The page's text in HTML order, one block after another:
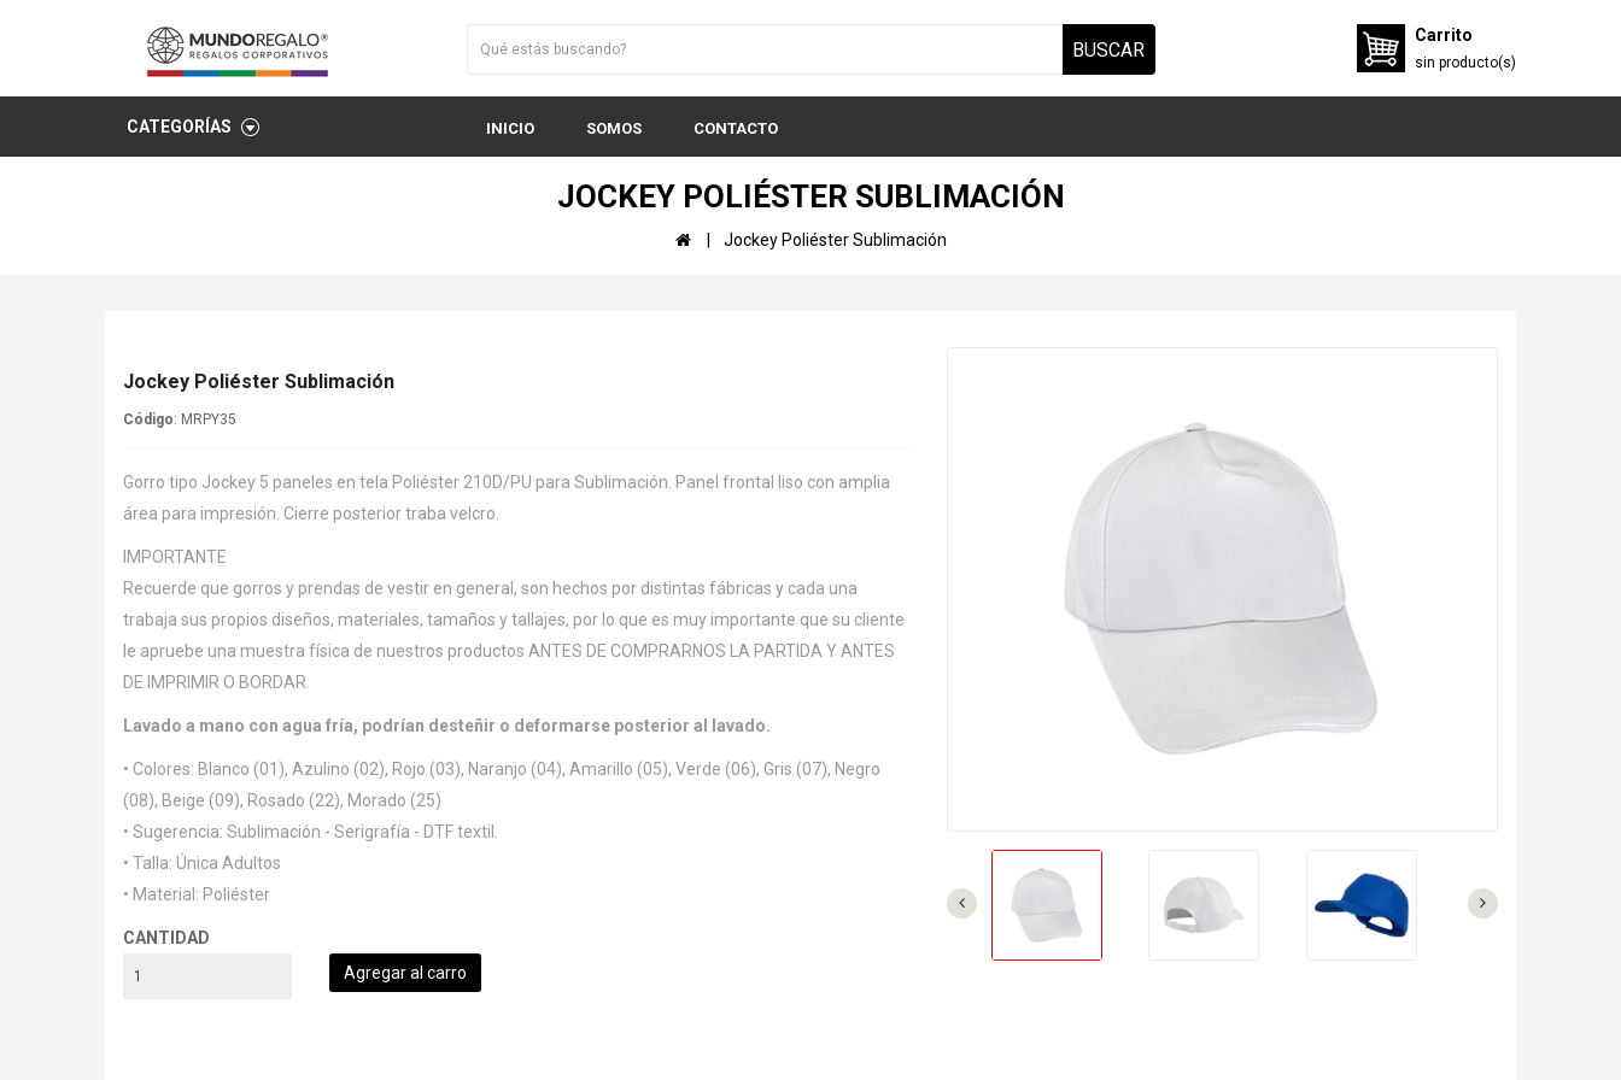
BUSCAR
Carrito
sin producto(s)
CATEGORÍAS INICIO SOMOS CONTACTO
JOCKEY POLIÉSTER SUBLIMACIÓN
Jockey Poliéster Sublimación
Jockey Poliéster Sublimación
Código: MRPY35
Gorro tipo Jockey 5 paneles en tela Poliéster 210D/PU para Sublimación. Panel frontal liso con amplia
área para impresión. Cierre posterior traba velcro.
IMPORTANTE
Recuerde que gorros y prendas de vestir en general, son hechos por distintas fábricas y cada una
trabaja sus propios diseños, materiales, tamaños y tallajes, por lo que es muy importante que su cliente
le apruebe una muestra física de nuestros productos ANTES DE COMPRARNOS LA PARTIDA Y ANTES
DE IMPRIMIR O BORDAR.
Lavado a mano con agua fría, podrían desteñir o deformarse posterior al lavado.
• Colores: Blanco (01), Azulino (02), Rojo (03), Naranjo (04), Amarillo (05), Verde (06), Gris (07), Negro
(08), Beige (09), Rosado (22), Morado (25)
• Sugerencia: Sublimación - Serigrafía - DTF textil.
• Talla: Única Adultos
• Material: Poliéster
CANTIDAD